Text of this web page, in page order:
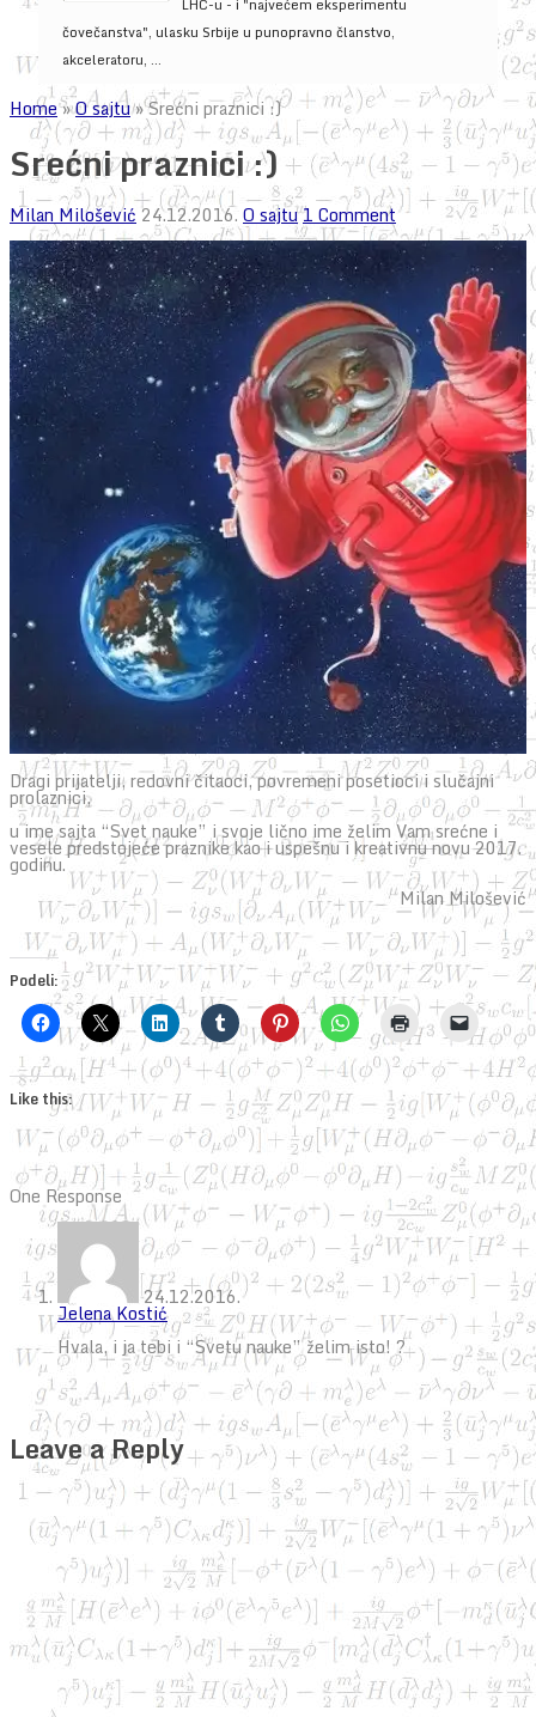
LHC-u - i "najvećem eksperimentu
čovečanstva", ulasku Srbije u punopravno članstvo,
akceleratoru, ...
Home»O sajtu»Srećni praznici :)
Srećni praznici :)
Milan Milošević 24.12.2016. O sajtu1 Comment
Dragi prijatelji, redovni čitaoci, povremeni posetioci i slučajni
prolaznici,
u ime sajta “Svet nauke” i svoje lično ime želim Vam srećne i
vesele predstojeće praznike kao i uspešnu i kreativnu novu 2017.
godinu.
Milan Milošević
Podeli:
Like this:
One Response
24.12.2016.
Jelena Kostić
Hvala, i ja tebi i “Svetu nauke” želim isto! ?
Leave a Reply